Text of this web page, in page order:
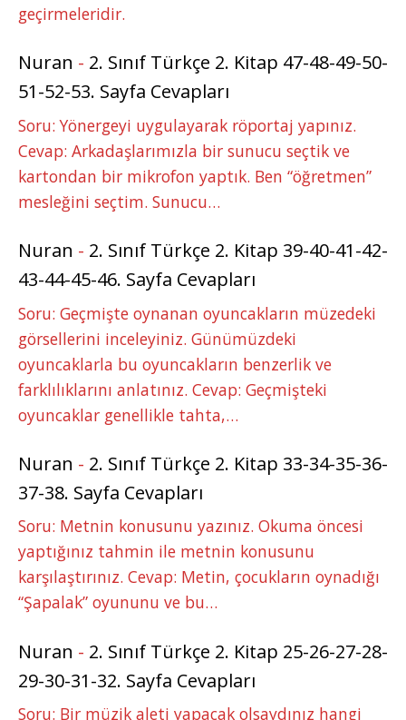
geçirmeleridir.
Nuran - 2. Sınıf Türkçe 2. Kitap 47-48-49-50-
51-52-53. Sayfa Cevapları
Soru: Yönergeyi uygulayarak röportaj yapınız.
Cevap: Arkadaşlarımızla bir sunucu seçtik ve
kartondan bir mikrofon yaptık. Ben “öğretmen”
mesleğini seçtim. Sunucu…
Nuran - 2. Sınıf Türkçe 2. Kitap 39-40-41-42-
43-44-45-46. Sayfa Cevapları
Soru: Geçmişte oynanan oyuncakların müzedeki
görsellerini inceleyiniz. Günümüzdeki
oyuncaklarla bu oyuncakların benzerlik ve
farklılıklarını anlatınız. Cevap: Geçmişteki
oyuncaklar genellikle tahta,…
Nuran - 2. Sınıf Türkçe 2. Kitap 33-34-35-36-
37-38. Sayfa Cevapları
Soru: Metnin konusunu yazınız. Okuma öncesi
yaptığınız tahmin ile metnin konusunu
karşılaştırınız. Cevap: Metin, çocukların oynadığı
“Şapalak” oyununu ve bu…
Nuran - 2. Sınıf Türkçe 2. Kitap 25-26-27-28-
29-30-31-32. Sayfa Cevapları
Soru: Bir müzik aleti yapacak olsaydınız hangi